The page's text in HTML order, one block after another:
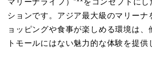
マリーナライフ）”**をコンセプトに
ションです。アジア最大級のマリーナ
ョッピングや食事が楽しめる環境は、
トモールにはない魅力的な体験を提供